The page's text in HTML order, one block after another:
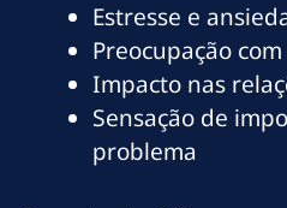
Estresse e
Preocupação
Impacto nas
Sensação de
problema